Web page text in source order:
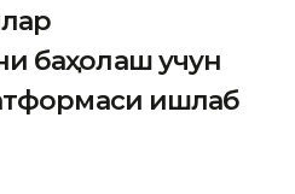
баҳолаш учун
ишлаб